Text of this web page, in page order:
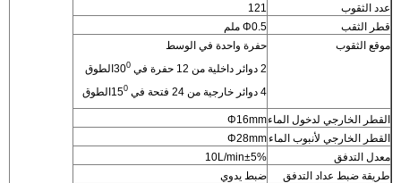
عدد الثقوب
121
قطر الثقب
Φ0.5 ملم
موقع الثقوب
حفرة واحدة في الوسط
2 دوائر داخلية من 12 حفرة في 30
0
الطوق
4 دوائر خارجية من 24 فتحة في 15
0 الطوق
القطر الخارجي لدخول الماءΦ16mm
القطر الخارجي لأنبوب الماء Φ28mm
معدل التدفق
10L/min±5%
طريقة ضبط عداد التدفق
ضبط يدوي